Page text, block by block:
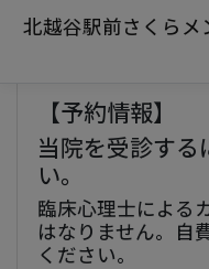
北越谷駅前さくら
【予約情報】
当院を受診する
い。
臨床心理士による
はなりません。自
ください。